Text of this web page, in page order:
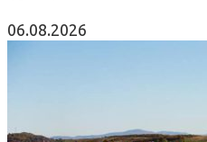
06.08.2026